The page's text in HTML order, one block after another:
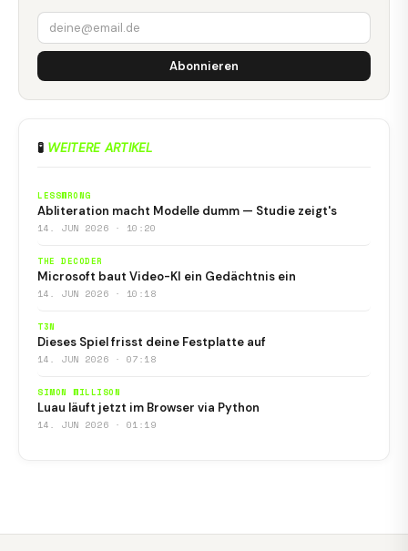
Abonnieren
🧪 WEITERE ARTIKEL
LESSWRONG
Abliteration macht Modelle dumm — Studie zeigt's
14. JUN 2026 · 10:20
THE DECODER
Microsoft baut Video-KI ein Gedächtnis ein
14. JUN 2026 · 10:18
T3N
Dieses Spiel frisst deine Festplatte auf
14. JUN 2026 · 07:18
SIMON WILLISON
Luau läuft jetzt im Browser via Python
14. JUN 2026 · 01:19